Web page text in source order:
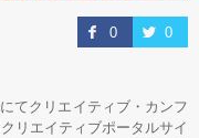
0 0
てクリエイティブ・カンフ
リエイティブポータルサイ